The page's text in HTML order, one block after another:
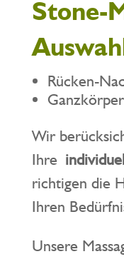
Stone-
Rücken-
Wir
Ihre
richtigen die
Ihren
Unsere